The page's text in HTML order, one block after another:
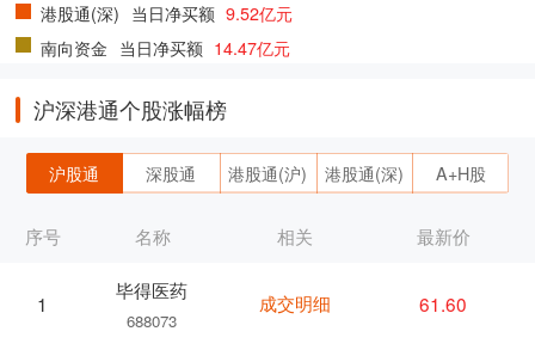
港股通(深) 当日净买额 9.52亿元
南向资金 当日净买额 14.47亿元
沪深港通个股涨幅榜
沪股通 深股通 港股通(沪) 港股通(深) A+H股
序号 名称
1
毕得医药
688073
相关 最新价
成交明细 61.60